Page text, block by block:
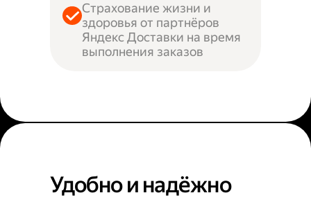
Страхование жизни и
здоровья от партнёров
Яндекс Доставки на время
выполнения заказов
Удобно и надёжно